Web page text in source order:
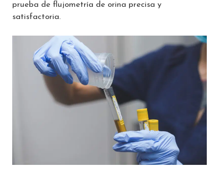
prueba de flujometría de orina precisa y
satisfactoria.